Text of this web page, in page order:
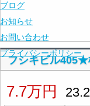
ブログ
お知らせ
お問い合わせ
プライバシーポリシー
フシキビル405★
7.7万円